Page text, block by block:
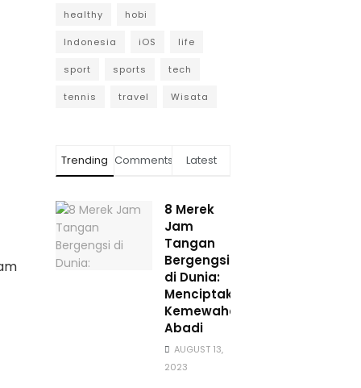
healthy hobi
Indonesia iOS life
sport sports tech
tennis travel Wisata
Trending Comments Latest
8 Merek
Jam
Tangan
Bergengsi
di Dunia:
Menciptakan
Kemewahan
Abadi
AUGUST 13,
2023